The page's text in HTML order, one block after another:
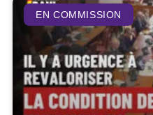
EN COMMISSION